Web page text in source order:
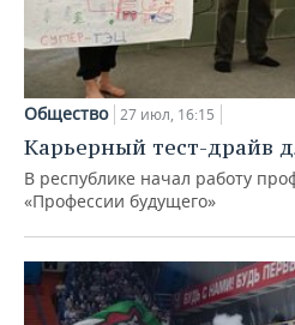
Общество 27 июл, 16:15
Карьерный тест-драйв
В республике начал работу
«Профессии будущего»